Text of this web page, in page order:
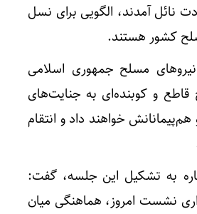
نائل آمدند، الگویی برای نسل
کشور هستند.
مسلح جمهوری اسلامی
قاطع و کوبنده‌ای به جنایت‌های
خواهند داد و انتقام
به تشکیل این جلسه، گفت:
نشست امروز، هماهنگی میان